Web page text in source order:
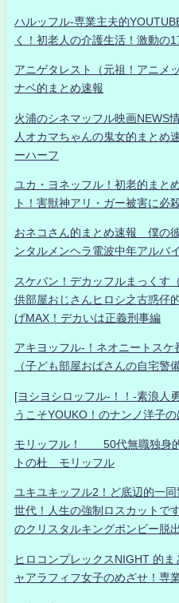
ハルッフル-専業主夫的
く！初老人の介護生活！激動の
アニゲタレスト（元祖！アニ
ナベ的まとめ速報
火浦のシネマッフル映画NEWS
人オカマちゃんの鬼女的まとめ
ーハーフ
ユカ・ヨネッフル！初老的まと
ト！害獣神アリ・ガー被害に必
おネコさん的まとめ速報 僕の
ンタルメンヘラ電波中年アルバ
スケバン！デカッフルまっくす
供部屋おじさんヒロシ之古惑仔
げMAX！デカいは正義刑事編
アキヨッフル-！ネオニートスケ
（子ども部屋おばさんの自宅警
[ヨシヨシロッフル-！！-素浪人
うこそYOUKO！のナンノ洋子
モリッフル！ 50代無職独身的
トの杜 モリッフル
ユキユキッフル2！ど底辺的一
世代！人生の強制ロスカットで
のクリスタルキングボンビー脱
ヒロコンプレックスNIGHT 的
ャアラフィフ女子のめざせ！専